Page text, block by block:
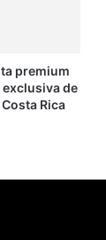
premium
de
Rica